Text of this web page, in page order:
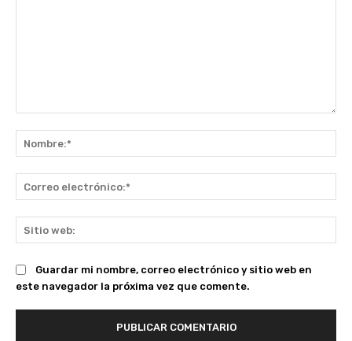
Guardar mi nombre, correo electrónico y sitio web en
este navegador la próxima vez que comente.